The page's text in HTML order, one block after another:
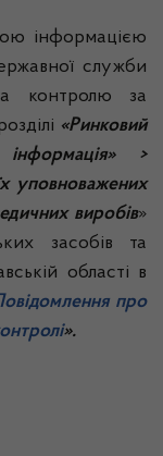
інформацією
служби
контролю за
«Ринковий
>
уповноважених
виробів»
засобів та
області в
про
».